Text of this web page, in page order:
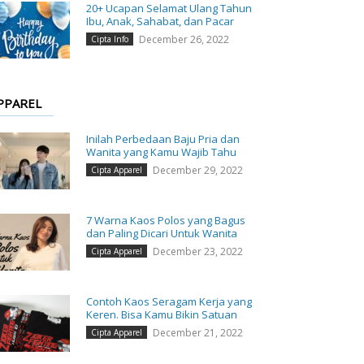
20+ Ucapan Selamat Ulang Tahun
Ibu, Anak, Sahabat, dan Pacar
Cipta Info December 26, 2022
Inilah Perbedaan Baju Pria dan
Wanita yang Kamu Wajib Tahu
Cipta Apparel December 29, 2022
7 Warna Kaos Polos yang Bagus
dan Paling Dicari Untuk Wanita
Cipta Apparel December 23, 2022
Contoh Kaos Seragam Kerja yang
Keren. Bisa Kamu Bikin Satuan
Cipta Apparel December 21, 2022